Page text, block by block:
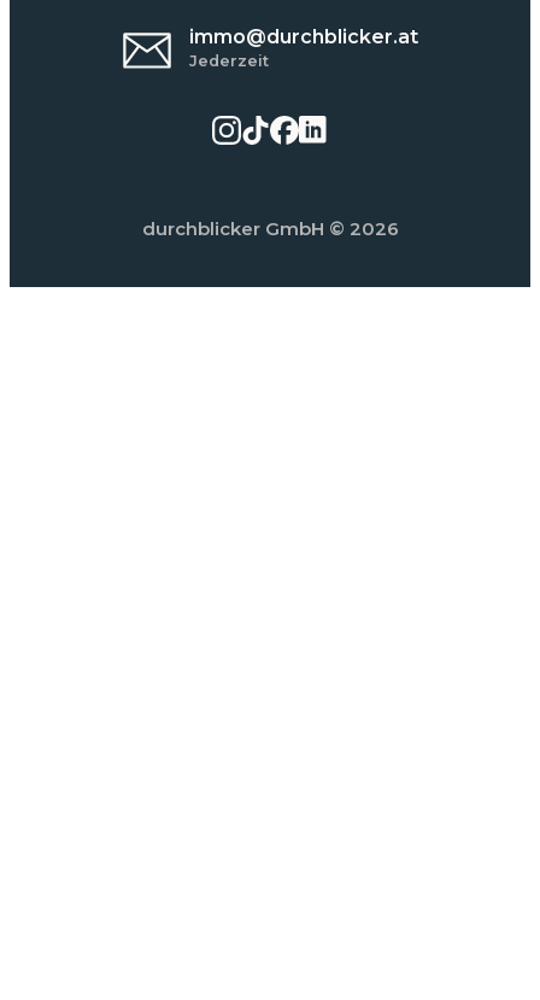
immo@durchblicker.at
Jederzeit
durchblicker GmbH © 2026